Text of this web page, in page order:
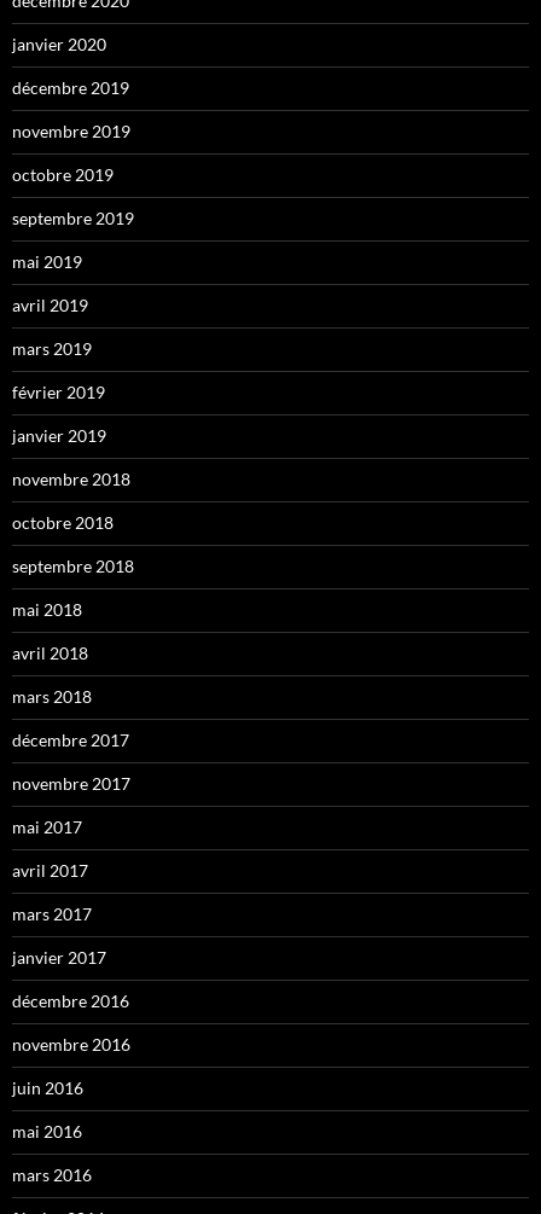
janvier 2020
décembre 2019
novembre 2019
octobre 2019
septembre 2019
mai 2019
avril 2019
mars 2019
février 2019
janvier 2019
novembre 2018
octobre 2018
septembre 2018
mai 2018
avril 2018
mars 2018
décembre 2017
novembre 2017
mai 2017
avril 2017
mars 2017
janvier 2017
décembre 2016
novembre 2016
juin 2016
mai 2016
mars 2016